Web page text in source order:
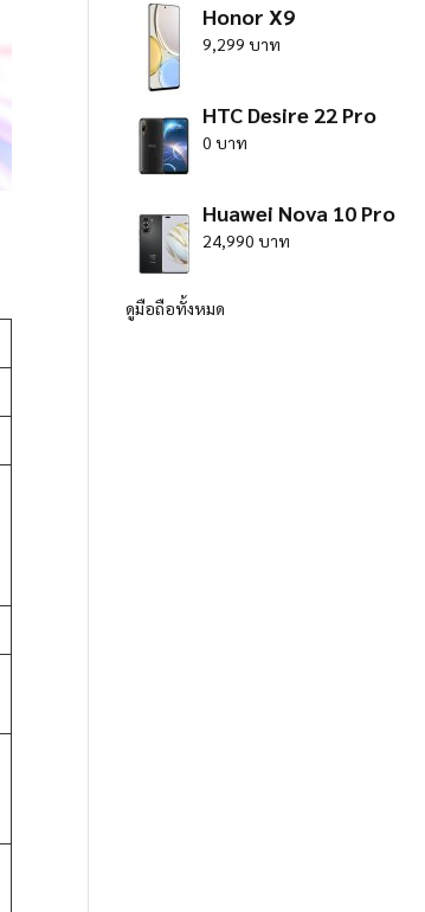
Honor X9
9,299 บาท
HTC Desire 22 Pro
0 บาท
Huawei Nova 10 Pro
24,990 บาท
ดูมือถือทั้งหมด